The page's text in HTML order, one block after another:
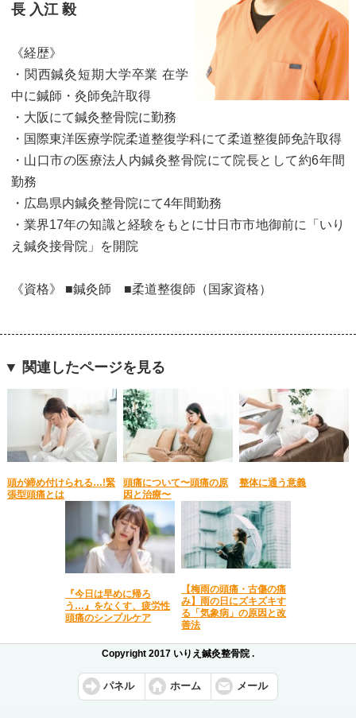
長 入江 毅
《経歴》
・関西鍼灸短期大学卒業 在学
中に鍼師・灸師免許取得
・大阪にて鍼灸整骨院に勤務
・国際東洋医療学院柔道整復学科にて柔道整復師免許取得
・山口市の医療法人内鍼灸整骨院にて院長として約6年間
勤務
・広島県内鍼灸整骨院にて4年間勤務
・業界17年の知識と経験をもとに廿日市市地御前に「いり
え鍼灸接骨院」を開院
《資格》 ■鍼灸師 ■柔道整復師（国家資格）
▼ 関連したページを見る
頭が締め付けられる…!緊
張型頭痛とは
頭痛について〜頭痛の原
因と治療〜
整体に通う意義
『今日は早めに帰ろ
う…』をなくす、疲労性
頭痛のシンプルケア
【梅雨の頭痛・古傷の痛
み】雨の日にズキズキす
る「気象病」の原因と改
善法
Copyright 2017 いりえ鍼灸整骨院 .
パネル ホーム メール